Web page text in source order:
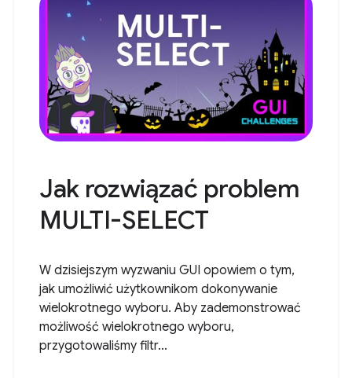
Jak rozwiązać problem
MULTI-SELECT
W dzisiejszym wyzwaniu GUI opowiem o tym,
jak umożliwić użytkownikom dokonywanie
wielokrotnego wyboru. Aby zademonstrować
możliwość wielokrotnego wyboru,
przygotowaliśmy filtr...